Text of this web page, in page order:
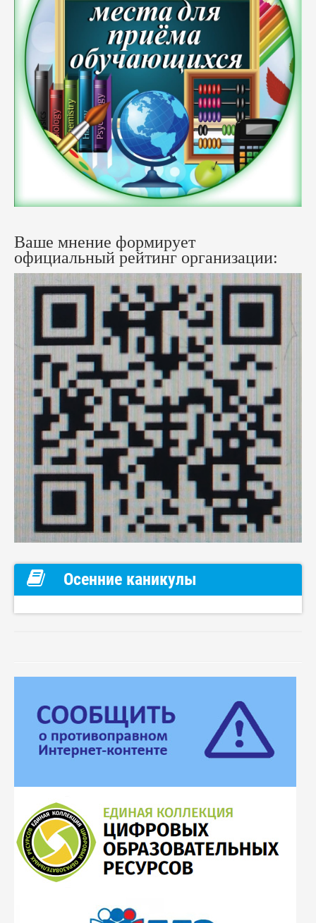
Ваше мнение формирует
официальный рейтинг организации:
Осенние каникулы